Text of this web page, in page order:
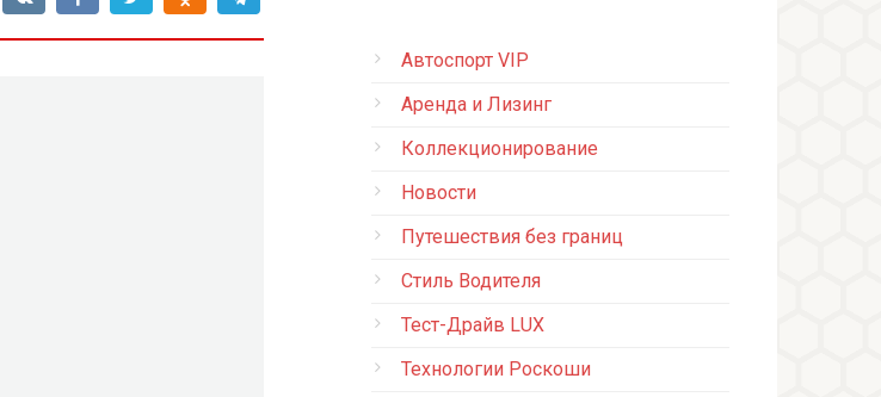
Автоспорт VIP
Аренда и Лизинг
Коллекционирование
Новости
Путешествия без границ
Стиль Водителя
Тест-Драйв LUX
Технологии Роскоши